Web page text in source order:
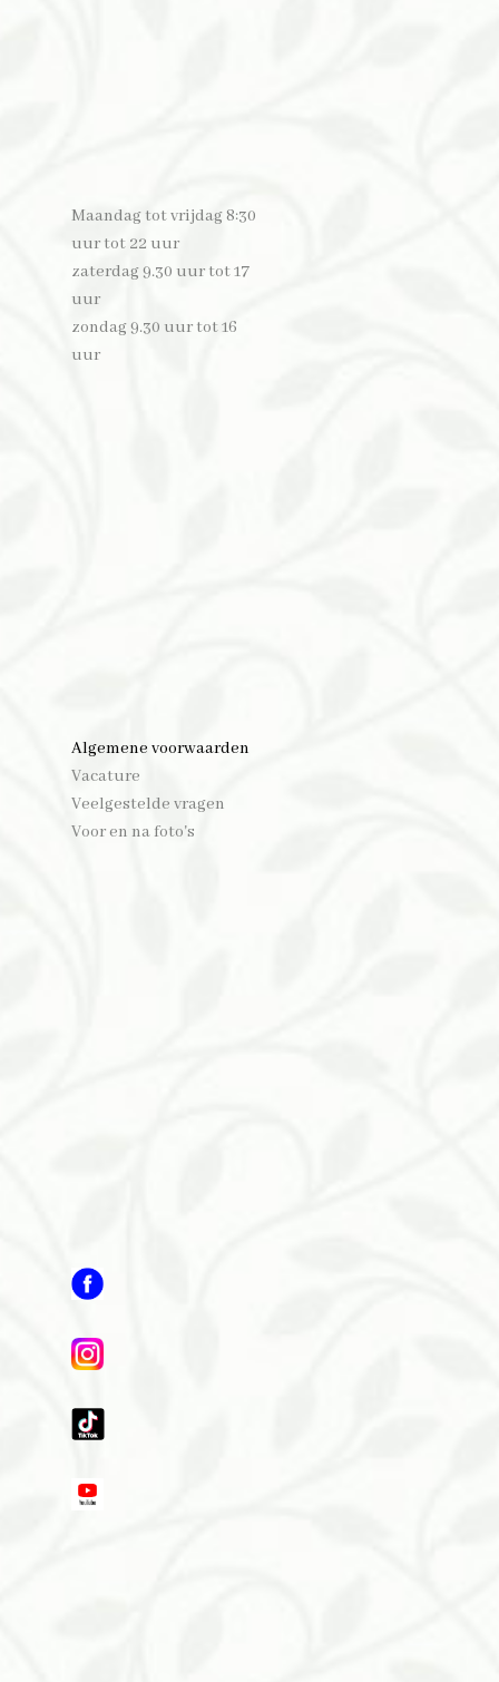
​Maandag tot vrijdag 8:30
uur tot 22 uur
zaterdag 9.30 uur tot 17
uur
zondag 9.30 uur tot 16
uur
Algemene voorwaarden
Vacature
Veelgestelde vragen
Voor en na foto's